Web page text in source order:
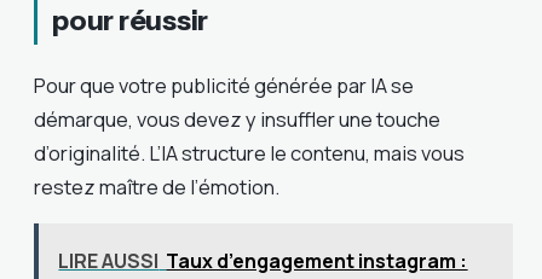
pour réussir
Pour que votre publicité générée par IA se
démarque, vous devez y insuffler une touche
d’originalité. L’IA structure le contenu, mais vous
restez maître de l’émotion.
LIRE AUSSI Taux d’engagement instagram :